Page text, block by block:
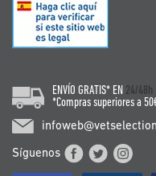
ENVÍO GRATIS* EN 24/48h
*Compras superiores a
Síguenos